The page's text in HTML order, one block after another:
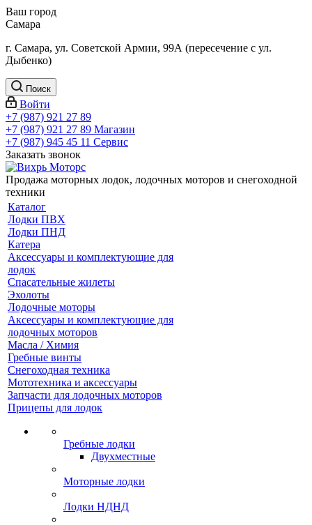
Ваш город
Самара
г. Самара, ул. Советской Армии, 99А (пересечение с ул.
Дыбенко)
Поиск
Войти
+7 (987) 921 27 89
+7 (987) 921 27 89 Магазин
+7 (987) 945 45 11 Сервис
Заказать звонок
Продажа моторных лодок, лодочных моторов и снегоходной
техники
Каталог
Лодки ПВХ
Лодки ПНД
Катера
Аксессуары и комплектующие для
лодок
Спасательные жилеты
Эхолоты
Лодочные моторы
Аксессуары и комплектующие для
лодочных моторов
Масла / Химия
Гребные винты
Снегоходная техника
Мототехника и аксессуары
Запчасти для лодочных моторов
Прицепы для лодок
Гребные лодки
Двухместные
Моторные лодки
Лодки НДНД